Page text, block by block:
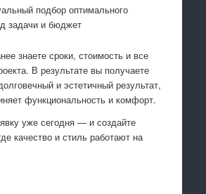
подбор оптимального
задачи и бюджет
знаете сроки, стоимость и все
В результате вы получаете
и эстетичный результат,
функциональность и комфорт.
уже сегодня — и создайте
качество и стиль работают на